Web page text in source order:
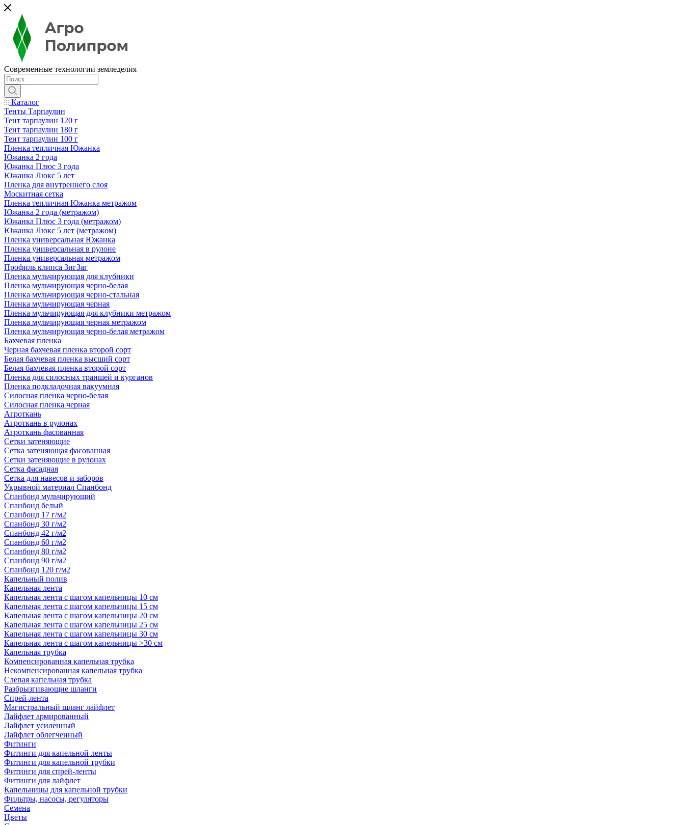
Современные технологии земледелия
Каталог
Тенты Тарпаулин
Тент тарпаулин 120 г
Тент тарпаулин 180 г
Тент тарпаулин 100 г
Пленка тепличная Южанка
Южанка 2 года
Южанка Плюс 3 года
Южанка Люкс 5 лет
Пленка для внутреннего слоя
Москитная сетка
Пленка тепличная Южанка метражом
Южанка 2 года (метражом)
Южанка Плюс 3 года (метражом)
Южанка Люкс 5 лет (метражом)
Пленка универсальная Южанка
Пленка универсальная в рулоне
Пленка универсальная метражом
Профиль клипса ЗигЗаг
Пленка мульчирующая для клубники
Пленка мульчирующая черно-белая
Пленка мульчирующая черно-стальная
Пленка мульчирующая черная
Пленка мульчирующая для клубники метражом
Пленка мульчирующая черная метражом
Пленка мульчирующая черно-белая метражом
Бахчевая пленка
Черная бахчевая пленка второй сорт
Белая бахчевая пленка высший сорт
Белая бахчевая пленка второй сорт
Пленка для силосных траншей и курганов
Пленка подкладочная вакуумная
Силосная пленка черно-белая
Силосная пленка черная
Агроткань
Агроткань в рулонах
Агроткань фасованная
Сетки затеняющие
Сетка затеняющая фасованная
Сетки затеняющие в рулонах
Сетка фасадная
Сетка для навесов и заборов
Укрывной материал Спанбонд
Спанбонд мульчирующий
Спанбонд белый
Спанбонд 17 г/м2
Спанбонд 30 г/м2
Спанбонд 42 г/м2
Спанбонд 60 г/м2
Спанбонд 80 г/м2
Спанбонд 90 г/м2
Спанбонд 120 г/м2
Капельный полив
Капельная лента
Капельная лента с шагом капельницы 10 см
Капельная лента с шагом капельницы 15 см
Капельная лента с шагом капельницы 20 см
Капельная лента с шагом капельницы 25 см
Капельная лента с шагом капельницы 30 см
Капельная лента с шагом капельницы >30 см
Капельная трубка
Компенсированная капельная трубка
Некомпенсированная капельная трубка
Слепая капельная трубка
Разбрызгивающие шланги
Спрей-лента
Магистральный шланг лайфлет
Лайфлет армированный
Лайфлет усиленный
Лайфлет облегченный
Фитинги
Фитинги для капельной ленты
Фитинги для капельной трубки
Фитинги для спрей-ленты
Фитинги для лайфлет
Капельницы для капельной трубки
Фильтры, насосы, регуляторы
Семена
Цветы